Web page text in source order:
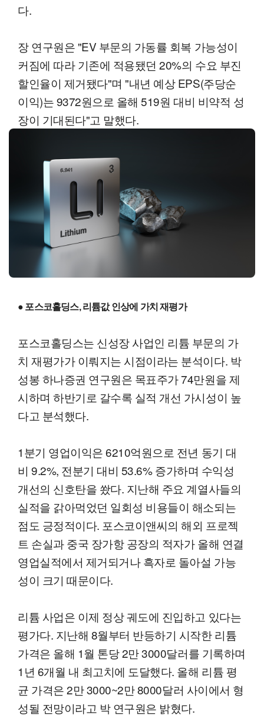
다.
장 연구원은 "EV 부문의 가동률 회복 가능성이
커짐에 따라 기존에 적용됐던 20%의 수요 부진
할인율이 제거됐다"며 "내년 예상 EPS(주당순
이익)는 9372원으로 올해 519원 대비 비약적 성
장이 기대된다"고 말했다.
● 포스코홀딩스, 리튬값 인상에 가치 재평가
포스코홀딩스는 신성장 사업인 리튬 부문의 가
치 재평가가 이뤄지는 시점이라는 분석이다. 박
성봉 하나증권 연구원은 목표주가 74만원을 제
시하며 하반기로 갈수록 실적 개선 가시성이 높
다고 분석했다.
1분기 영업이익은 6210억원으로 전년 동기 대
비 9.2%, 전분기 대비 53.6% 증가하며 수익성
개선의 신호탄을 쐈다. 지난해 주요 계열사들의
실적을 갉아먹었던 일회성 비용들이 해소되는
점도 긍정적이다. 포스코이앤씨의 해외 프로젝
트 손실과 중국 장가항 공장의 적자가 올해 연결
영업실적에서 제거되거나 흑자로 돌아설 가능
성이 크기 때문이다.
리튬 사업은 이제 정상 궤도에 진입하고 있다는
평가다. 지난해 8월부터 반등하기 시작한 리튬
가격은 올해 1월 톤당 2만 3000달러를 기록하며
1년 6개월 내 최고치에 도달했다. 올해 리튬 평
균 가격은 2만 3000~2만 8000달러 사이에서 형
성될 전망이라고 박 연구원은 밝혔다.